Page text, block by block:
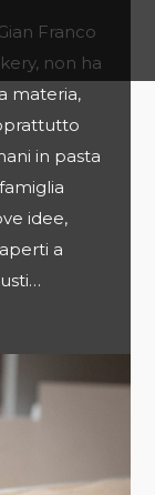
Franco
non ha
materia,
in pasta
idee,
a